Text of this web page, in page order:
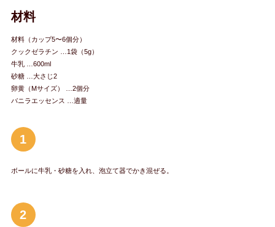
材料
材料（カップ5〜6個分）
クックゼラチン …1袋（5g）
牛乳 …600ml
砂糖 …大さじ2
卵黄（Mサイズ） …2個分
バニラエッセンス …適量
1
ボールに牛乳・砂糖を入れ、泡立て器でかき混ぜる。
2